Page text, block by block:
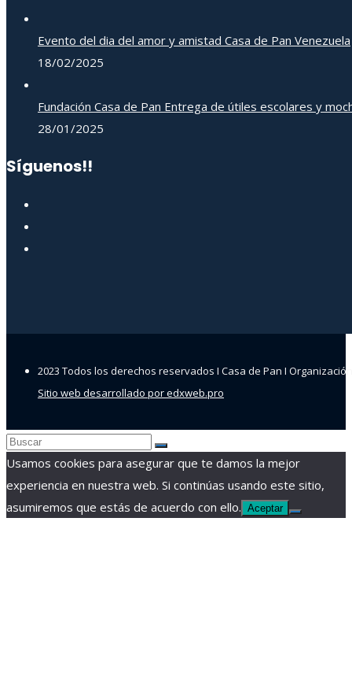
Evento del dia del amor y amistad Casa de Pan Venezuela
18/02/2025
Fundación Casa de Pan Entrega de útiles escolares y
28/01/2025
Síguenos!!
2023 Todos los derechos reservados I Casa de Pan I
Sitio web desarrollado por edxweb.pro
Usamos cookies para asegurar que te damos la mejor
experiencia en nuestra web. Si continúas usando este sitio,
asumiremos que estás de acuerdo con ello. Aceptar